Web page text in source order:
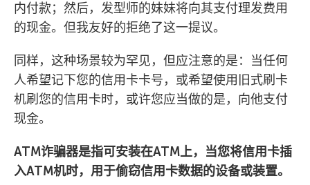
内付款；然后，发型师的妹妹将向其支付理发费用
的现金。但我友好的拒绝了这一提议。
同样，这种场景较为罕见，但应注意的是：当任何
人希望记下您的信用卡卡号，或希望使用旧式刷卡
机刷您的信用卡时，或许您应当做的是，向他支付
现金。
ATM诈骗器是指可安装在ATM上，当您将信用卡插
入ATM机时，用于偷窃信用卡数据的设备或装置。